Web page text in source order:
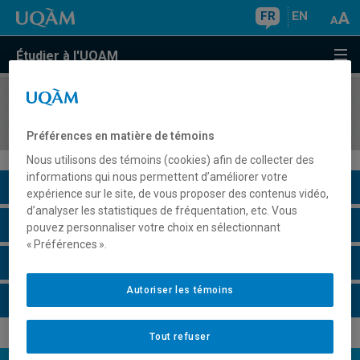
FR EN
Étudier à l'UQAM
COURS//
Description du cours
Horaire - Été 2026
Préférences en matière de témoins
Nous utilisons des témoins (cookies) afin de collecter des
informations qui nous permettent d’améliorer votre
expérience sur le site, de vous proposer des contenus vidéo,
d’analyser les statistiques de fréquentation, etc. Vous
pouvez personnaliser votre choix en sélectionnant
« Préférences ».
Tout refuser
Autoriser les témoins